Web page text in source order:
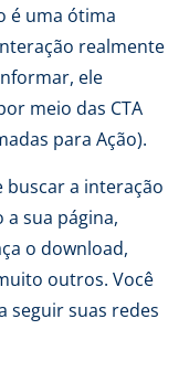
é uma ótima
realmente
ele
meio das CTA
para Ação).
buscar a interação
sua página,
o download,
outros. Você
seguir suas redes